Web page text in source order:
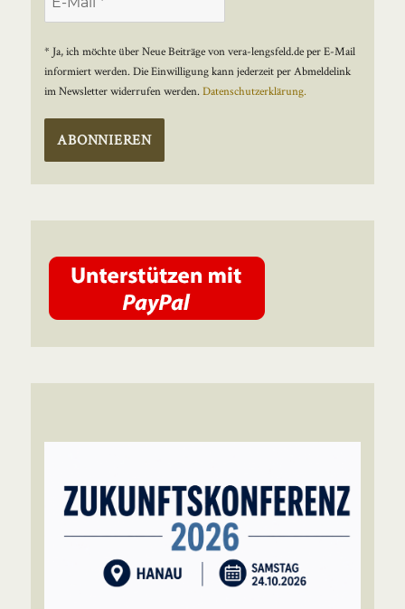
* Ja, ich möchte über Neue Beiträge von vera-lengsfeld.de per E-Mail
informiert werden. Die Einwilligung kann jederzeit per Abmeldelink
im Newsletter widerrufen werden.Datenschutzerklärung.